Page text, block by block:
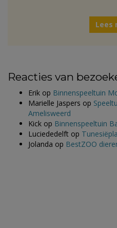
Lees
Reacties van
Erik op Binnenspeeltuin
Marielle Jaspers op
Amelisweerd
Kick op Binnenspeeltuin
Luciededelft op
Jolanda op BestZOO